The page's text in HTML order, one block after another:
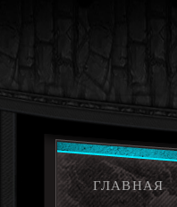
ГЛАВНАЯ